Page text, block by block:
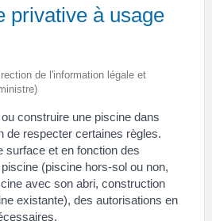
privative à usage
de l'information légale et
construire une piscine dans
de respecter certaines règles.
surface et en fonction des
(piscine hors-sol ou non,
avec son abri, construction
existante), des autorisations en